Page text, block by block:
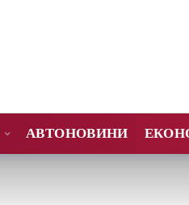
АВТОНОВИНИ